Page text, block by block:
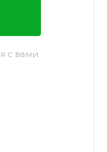
с вами